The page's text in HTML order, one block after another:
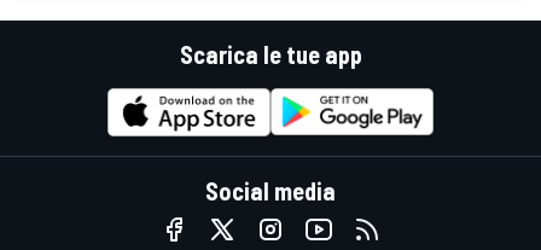
Scarica le tue app
Social media